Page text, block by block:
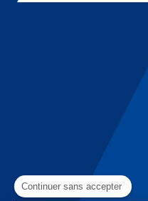
Continuer sans accepter